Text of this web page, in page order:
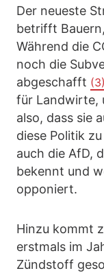
Der neueste
betrifft
Während die
noch die
abgeschafft (3)
für Landwirte,
also, dass sie
diese Politik
auch die AfD,
bekennt und
opponiert.
Hinzu kommt
erstmals im
Zündstoff